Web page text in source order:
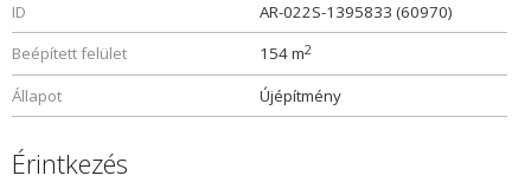
ID
AR-022S-1395833 (60970)
Beépített felület
154 m2
Állapot Újépítmény
Érintkezés